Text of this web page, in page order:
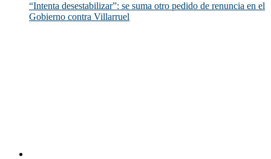
“Intenta desestabilizar”: se suma otro pedido de renuncia en el
Gobierno contra Villarruel